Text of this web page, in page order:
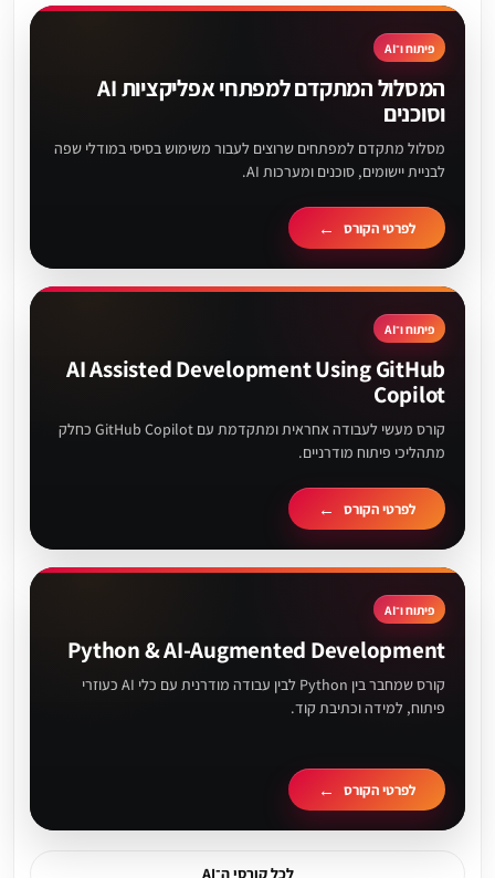
פיתוח ו־AI
המסלול המתקדם למפתחי אפליקציות AI
וסוכנים
מסלול מתקדם למפתחים שרוצים לעבור משימוש בסיסי במודלי שפה
לבניית יישומים, סוכנים ומערכות AI.
לפרטי הקורס
פיתוח ו־AI
AI Assisted Development Using GitHub
Copilot
קורס מעשי לעבודה אחראית ומתקדמת עם GitHub Copilot כחלק
מתהליכי פיתוח מודרניים.
לפרטי הקורס
פיתוח ו־AI
Python & AI-Augmented Development
קורס שמחבר בין Python לבין עבודה מודרנית עם כלי AI כעוזרי
פיתוח, למידה וכתיבת קוד.
לפרטי הקורס
לכל קורסי ה־AI